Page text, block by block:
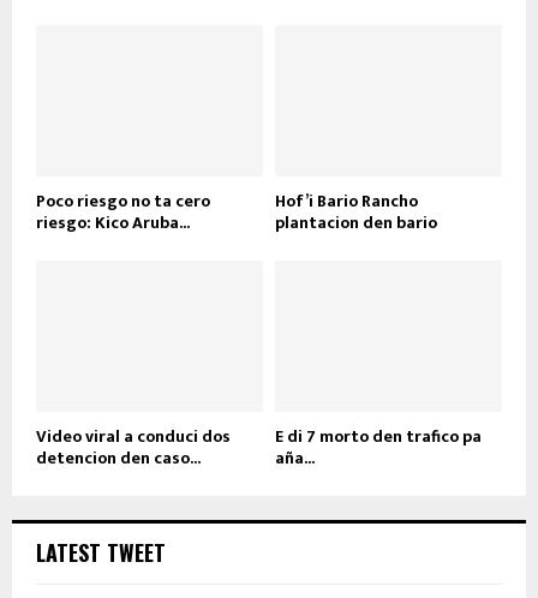
Poco riesgo no ta cero
riesgo: Kico Aruba...
Hof’i Bario Rancho
plantacion den bario
Video viral a conduci dos
detencion den caso...
E di 7 morto den trafico pa
aña...
LATEST TWEET